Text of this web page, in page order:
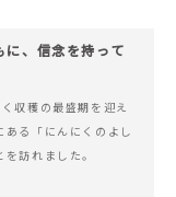
に、信念を持って
収穫の最盛期を迎え
ある「にんにくのよし
訪れました。